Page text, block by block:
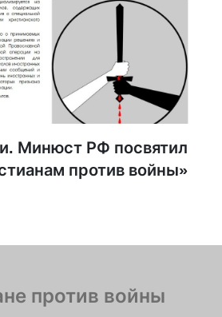
Минюст РФ посвятил
против войны»
против войны